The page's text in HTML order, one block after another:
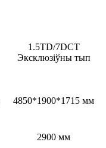
1.5TD/7DCT
Эксклюзіўны тып
4850*1900*1715 мм
2900 мм